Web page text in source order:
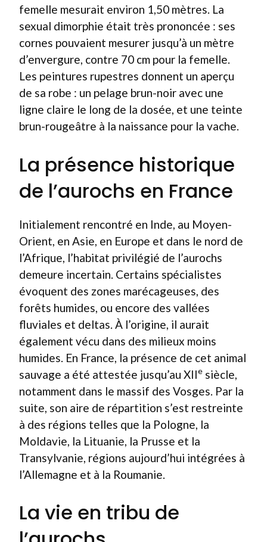
femelle mesurait environ 1,50 mètres. La
sexual dimorphie était très prononcée : ses
cornes pouvaient mesurer jusqu’à un mètre
d’envergure, contre 70 cm pour la femelle.
Les peintures rupestres donnent un aperçu
de sa robe : un pelage brun-noir avec une
ligne claire le long de la dosée, et une teinte
brun-rougeâtre à la naissance pour la vache.
La présence historique
de l’aurochs en France
Initialement rencontré en Inde, au Moyen-
Orient, en Asie, en Europe et dans le nord de
l’Afrique, l’habitat privilégié de l’aurochs
demeure incertain. Certains spécialistes
évoquent des zones marécageuses, des
forêts humides, ou encore des vallées
fluviales et deltas. À l’origine, il aurait
également vécu dans des milieux moins
humides. En France, la présence de cet animal
sauvage a été attestée jusqu’au XIIe siècle,
notamment dans le massif des Vosges. Par la
suite, son aire de répartition s’est restreinte
à des régions telles que la Pologne, la
Moldavie, la Lituanie, la Prusse et la
Transylvanie, régions aujourd’hui intégrées à
l’Allemagne et à la Roumanie.
La vie en tribu de